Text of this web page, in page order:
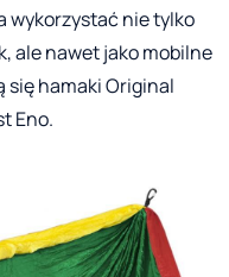
wykorzystać nie tylko
ale nawet jako mobilne
się hamaki Original
Eno.